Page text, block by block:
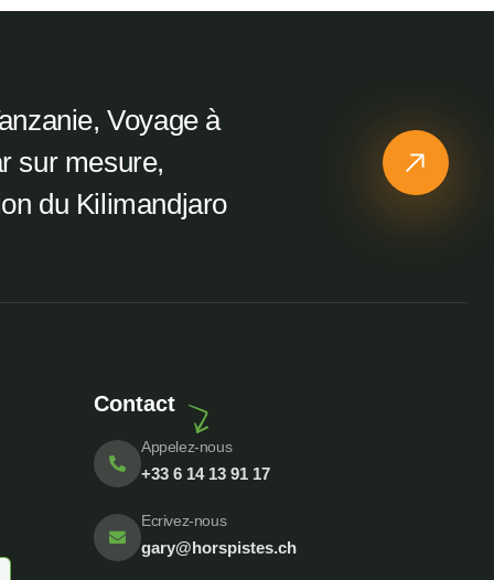
Voyage à
sur mesure,
du Kilimandjaro
Contact
Appelez-nous
+33 6 14 13 91 17
Ecrivez-nous
gary@horspistes.ch